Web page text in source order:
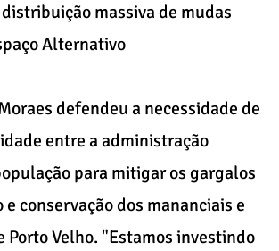
massiva de mudas
Alternativo
defendeu a necessidade de
entre a administração
para mitigar os gargalos
e conservação dos mananciais e
Porto Velho. "Estamos investindo